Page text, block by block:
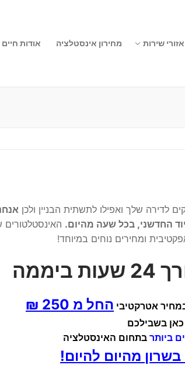
אזורי שירות מחירון אינסטלציה אודות
לדירה שלך ואפילו לתשתית הבניין ולכן
החדשני, בכל שעה מהיום. האינסטלטורים
ומחירים נוחים במיוחד!
אטרקטיבי החל מ 250 ₪
בשבילכם
ביותר בתחום האינסטלציה
מהיום להיום!